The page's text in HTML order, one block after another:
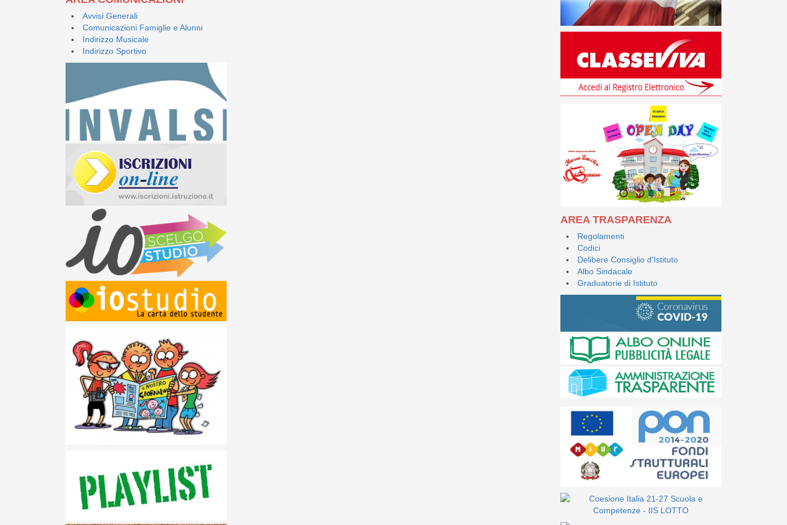
Avvisi Generali
Comunicazioni Famiglie e Alunni
Indirizzo Musicale
Indirizzo Sportivo
AREA TRASPARENZA
Regolamenti
Codici
Delibere Consiglio d'Istituto
Albo Sindacale
Graduatorie di Istituto